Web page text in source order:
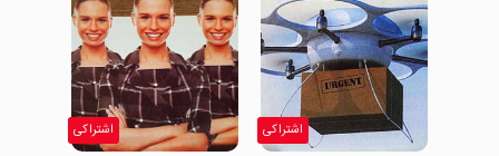
اشتراکی اشتراکی